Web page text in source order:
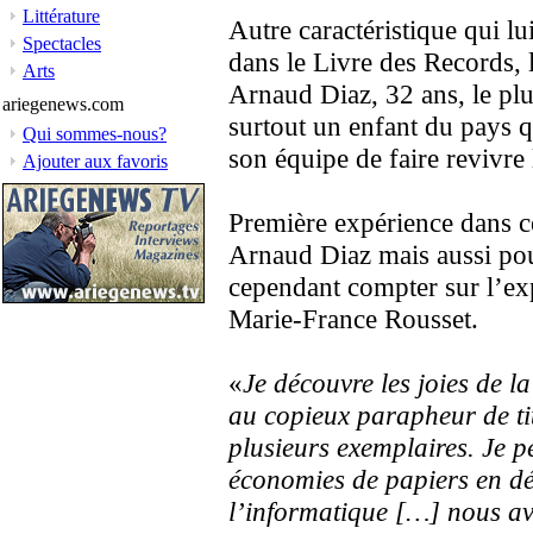
Littérature
Spectacles
Arts
ariegenews.com
Qui sommes-nous?
Ajouter aux favoris
Autre caractéristique qui
dans le Livre des Records,
Arnaud Diaz, 32 ans, le
surtout un enfant du pays
son équipe de faire
Première expérience dans
Arnaud Diaz mais aussi
cependant compter sur
Marie-France Rousset.
«Je découvre les joies de
au copieux parapheur de
plusieurs exemplaires. Je
économies de papiers en
l’informatique […] nous